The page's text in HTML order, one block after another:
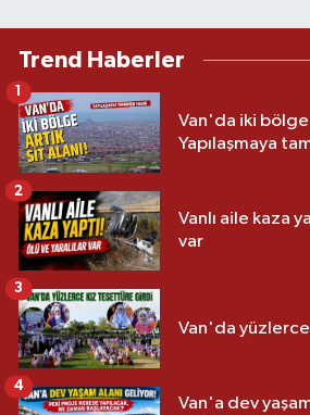
Trend Haberler
Van'da iki bölge
Yapılaşmaya
Vanlı aile kaza
var
2
Van'da
3
Van'a dev
4